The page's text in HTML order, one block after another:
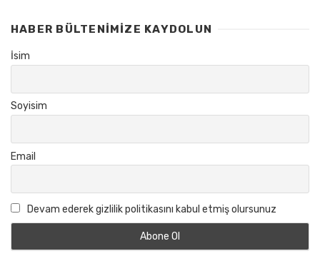
HABER BÜLTENIMIZE KAYDOLUN
İsim
Soyisim
Email
Devam ederek gizlilik politikasını kabul etmiş olursunuz